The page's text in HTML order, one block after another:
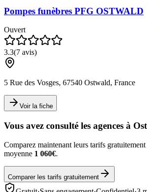
Pompes funèbres PFG OSTWALD
Ouvert
3.3(7 avis)
5 Rue des Vosges, 67540 Ostwald, France
Voir la fiche
Vous avez consulté les agences à
Comparez maintenant leurs tarifs
moyenne 1 060€.
Comparer les tarifs gratuitement